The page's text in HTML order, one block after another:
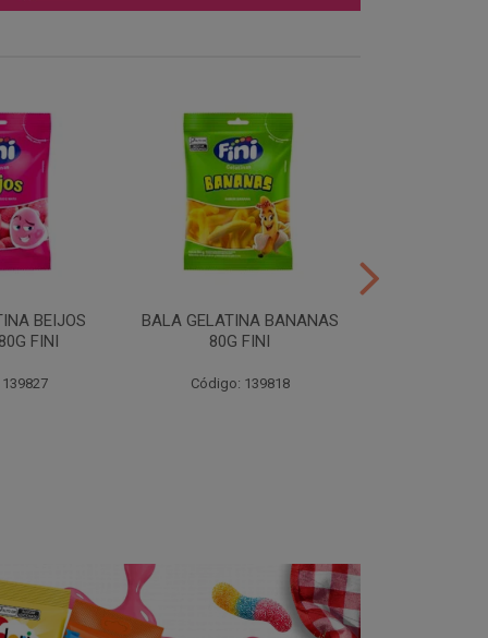
BEIJOS
FINI
BALA GELATINA BANANAS
80G FINI
Código: 139818